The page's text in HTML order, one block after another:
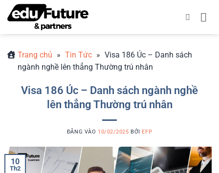
qua
Trang chủ » Tin Tức » Visa 186 Úc – Danh sách
ngành nghề lên thẳng Thường trú nhân
Visa 186 Úc – Danh sách ngành nghề
lên thẳng Thường trú nhân
ĐĂNG VÀO 10/02/2025 BỞI EFP
10
Th2